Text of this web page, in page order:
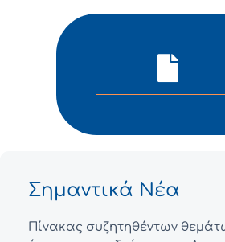
Σημαντικά Νέα
Πίνακας συζητηθέντων